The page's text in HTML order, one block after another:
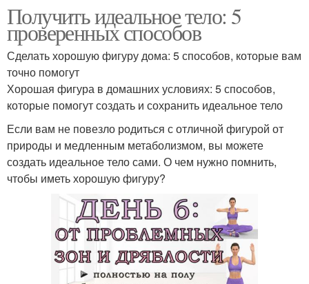
Получить идеальное тело: 5
проверенных способов
Сделать хорошую фигуру дома: 5 способов, которые вам
точно помогут
Хорошая фигура в домашних условиях: 5 способов,
которые помогут создать и сохранить идеальное тело
Если вам не повезло родиться с отличной фигурой от
природы и медленным метаболизмом, вы можете
создать идеальное тело сами. О чем нужно помнить,
чтобы иметь хорошую фигуру?